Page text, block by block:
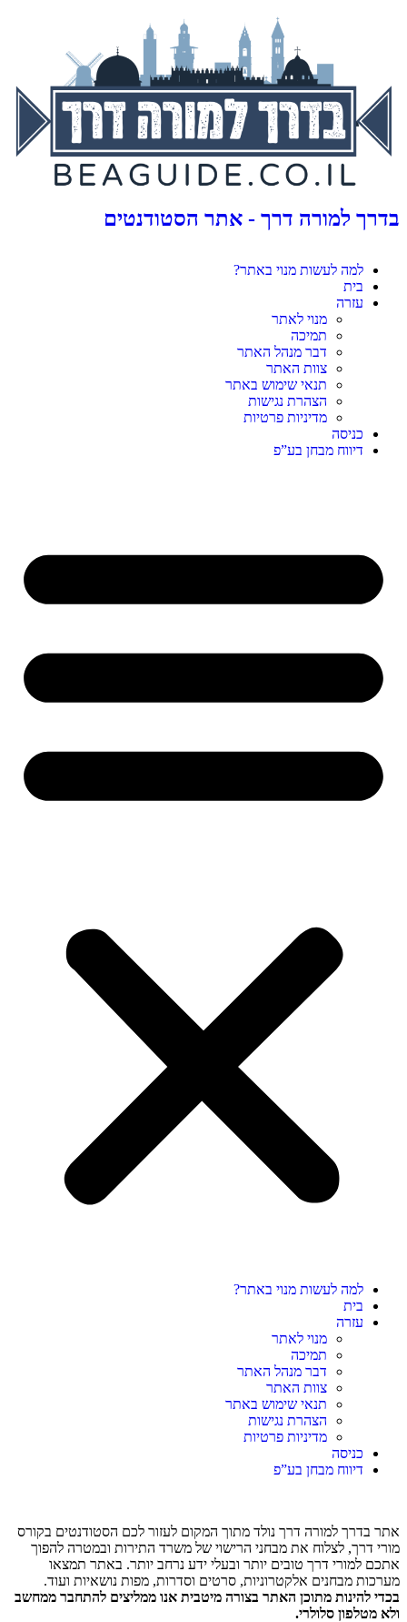
בדרך למורה דרך - אתר הסטודנטים
למה לעשות מנוי באתר?
בית
עזרה
מנוי לאתר
תמיכה
דבר מנהל האתר
צוות האתר
תנאי שימוש באתר
הצהרת נגישות
מדיניות פרטיות
כניסה
דיווח מבחן בע”פ
למה לעשות מנוי באתר?
בית
עזרה
מנוי לאתר
תמיכה
דבר מנהל האתר
צוות האתר
תנאי שימוש באתר
הצהרת נגישות
מדיניות פרטיות
כניסה
דיווח מבחן בע”פ
אתר בדרך למורה דרך נולד מתוך המקום לעזור לכם הסטודנטים בקורס
מורי דרך, לצלוח את מבחני הרישוי של משרד התירות ובמטרה להפוך
אתכם למורי דרך טובים יותר ובעלי ידע נרחב יותר. באתר תמצאו
מערכות מבחנים אלקטרוניות, סרטים וסדרות, מפות נושאיות ועוד.
בכדי להינות מתוכן האתר בצורה מיטבית אנו ממליצים להתחבר ממחשב
ולא מטלפון סלולרי.